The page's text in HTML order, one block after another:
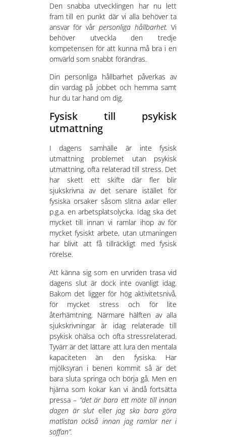
Den snabba utvecklingen har nu lett
fram till en punkt där vi alla behöver ta
ansvar för vår personliga hållbarhet.Vi
behöver utveckla den tredje
kompetensen för att kunna må bra i en
omvärld som snabbt förändras.
Din personliga hållbarhet påverkas av
din vardag på jobbet och hemma samt
hur du tar hand om dig.
Fysisk till psykisk
utmattning
I dagens samhälle är inte fysisk
utmattning problemet utan psykisk
utmattning, ofta relaterad till stress. Det
har skett ett skifte där fler blir
sjukskrivna av det senare istället för
fysiska orsaker såsom slitna axlar eller
p.g.a. en arbetsplatsolycka. Idag ska det
mycket till innan vi ramlar ihop av för
mycket fysiskt arbete, utan utmaningen
har blivit att få tillräckligt med fysisk
rörelse.
Att känna sig som en urvriden trasa vid
dagens slut är dock inte ovanligt idag.
Bakom det ligger för hög aktivitetsnivå,
för mycket stress och för lite
återhämtning. Närmare hälften av alla
sjukskrivningar är idag relaterade till
psykisk ohälsa och ofta stressrelaterad.
Tyvärr är det lättare att lura den mentala
kapaciteten än den fysiska. Har
mjölksyran i benen kommit så är det
bara sluta springa och börja gå. Men en
hjärna som kokar kan vi ändå fortsätta
pressa – ”det är bara ett möte till innan
dagen är slut ellerjag ska bara göra
matlistan också innan jag ramlar ner i
soffan”.